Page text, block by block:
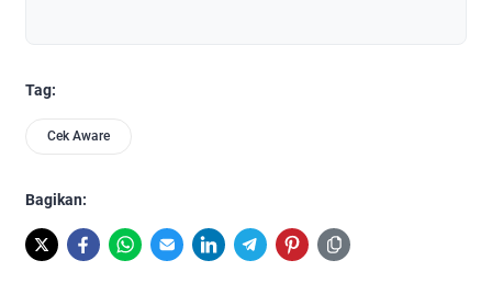
Tag:
Cek Aware
Bagikan: